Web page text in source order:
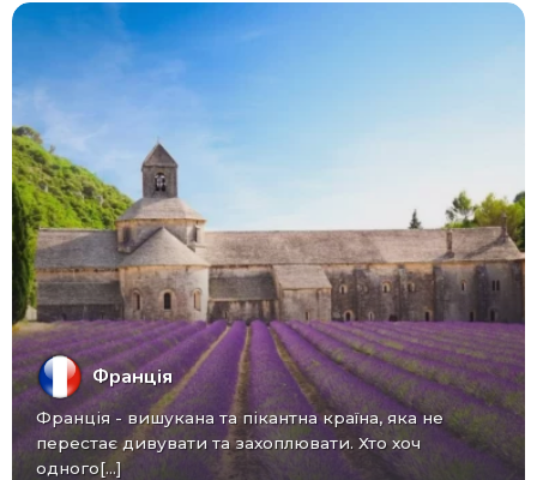
Франція
Франція - вишукана та пікантна країна, яка не
перестає дивувати та захоплювати. Хто хоч
одного[...]